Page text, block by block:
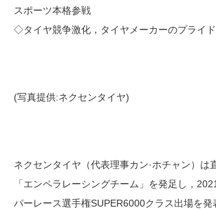
スポーツ本格参戦
◇タイヤ競争激化，タイヤメーカーのプライ
(写真提供:ネクセンタイヤ)
ネクセンタイヤ（代表理事カン·ホチャン）は
「エンペラレーシングチーム」を発足し，
パーレース選手権SUPER6000クラス出場を発